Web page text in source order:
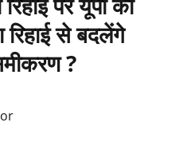
रिहाई से बदलेंगे
?